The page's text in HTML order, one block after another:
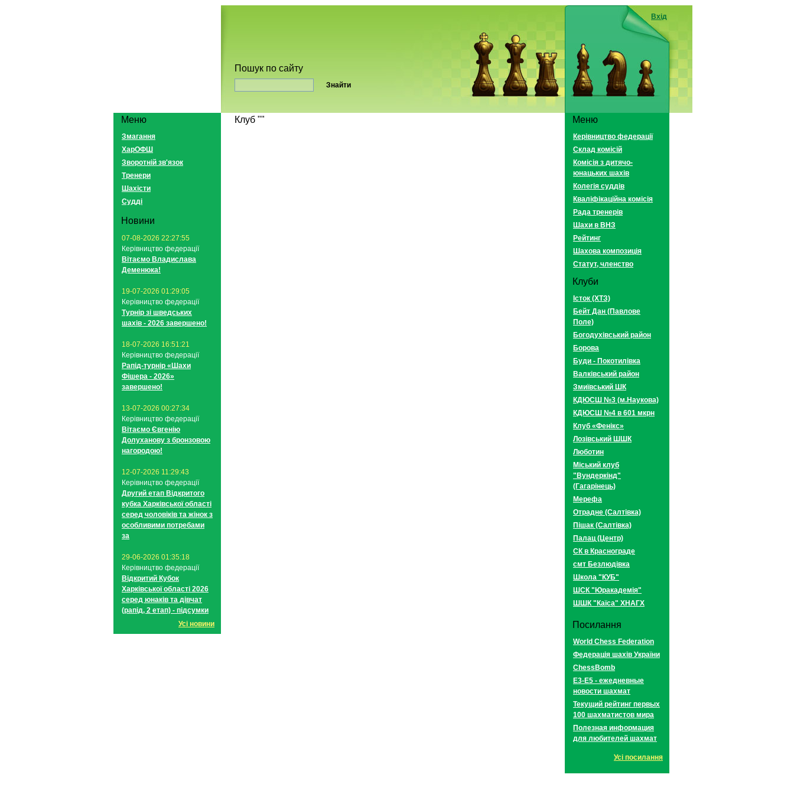
Пошук по сайту
Вхід
Меню
Змагання
ХарОФШ
Зворотній зв'язок
Тренери
Шахісти
Судді
Новини
07-08-2026 22:27:55
Керівництво федерації
Вітаємо Владислава
Деменюка!
19-07-2026 01:29:05
Керівництво федерації
Турнір зі шведських
шахів - 2026 завершено!
18-07-2026 16:51:21
Керівництво федерації
Рапід-турнір «Шахи
Фішера - 2026»
завершено!
13-07-2026 00:27:34
Керівництво федерації
Вітаємо Євгенію
Долуханову з бронзовою
нагородою!
12-07-2026 11:29:43
Керівництво федерації
Другий етап Відкритого
кубка Харківської області
серед чоловіків та жінок з
особливими потребами
за
29-06-2026 01:35:18
Керівництво федерації
Відкритий Кубок
Харківської області 2026
серед юнаків та дівчат
(рапід, 2 етап) - підсумки
Усі новини
Меню
Керівництво федерації
Склад комісій
Комісія з дитячо-
юнацьких шахів
Колегія суддів
Кваліфікаційна комісія
Рада тренерів
Шахи в ВНЗ
Рейтинг
Шахова композиція
Статут, членство
Клуби
Істок (ХТЗ)
Бейт Дан (Павлове
Поле)
Богодухівський район
Борова
Буди - Покотилівка
Валківський район
Змиївський ШК
КДЮСШ №3 (м.Наукова)
КДЮСШ №4 в 601 мкрн
Клуб «Фенікс»
Лозівський ШШК
Люботин
Міський клуб
"Вундеркінд"
(Гагарінець)
Мерефа
Отрадне (Салтівка)
Пішак (Салтівка)
Палац (Центр)
СК в Краснограде
смт Безлюдівка
Школа "КУБ"
ШСК "Юракадемія"
ШШК "Каїса" ХНАГХ
Посилання
World Chess Federation
Федерація шахів України
ChessBomb
E3-E5 - ежедневные
новости шахмат
Текущий рейтинг первых
100 шахматистов мира
Полезная информация
для любителей шахмат
Усі посилання
Клуб ""